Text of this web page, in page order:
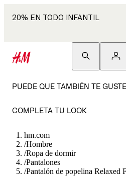
20% EN TODO INFANTIL
PUEDE QUE TAMBIÉN TE GUSTE
COMPLETA TU LOOK
hm.com
/Hombre
/Ropa de dormir
/Pantalones
/Pantalón de popelina Relaxed